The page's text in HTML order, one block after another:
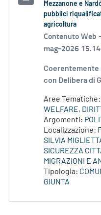
Mezzanone e
pubblici
agricoltura
Contenuto Web -
mag-2026 15.14
con Delibera di
Aree Tematiche:
WELFARE,
Argomenti:
Localizzazione:
SILVIA
SICUREZZA
MIGRAZIONI E
Tipologia:
GIUNTA